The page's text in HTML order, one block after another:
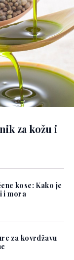
za kožu i
kose: Kako je
i mora
za kovrdžavu